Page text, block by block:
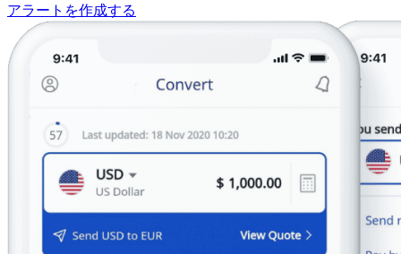
アラートを作成する